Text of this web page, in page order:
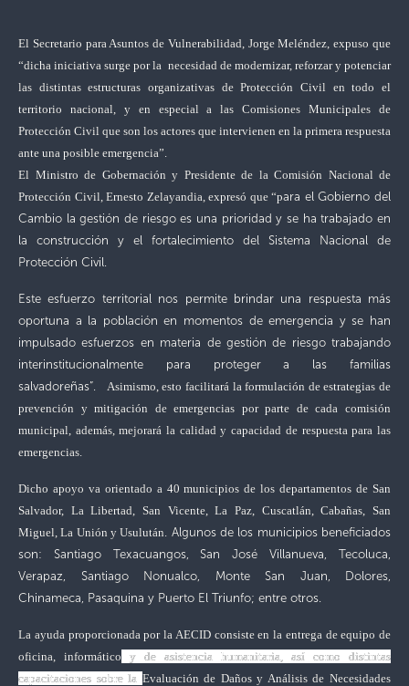
El Secretario para Asuntos de Vulnerabilidad, Jorge Meléndez, expuso que
“dicha iniciativa surge por la necesidad de modernizar, reforzar y potenciar
las distintas estructuras organizativas de Protección Civil en todo el
territorio nacional, y en especial a las Comisiones Municipales de
Protección Civil que son los actores que intervienen en la primera respuesta
ante una posible emergencia”.
El Ministro de Gobernación y Presidente de la Comisión Nacional de
Protección Civil, Ernesto Zelayandia, expresó que “para el Gobierno del
Cambio la gestión de riesgo es una prioridad y se ha trabajado en
la construcción y el fortalecimiento del Sistema Nacional de
Protección Civil.
Este esfuerzo territorial nos permite brindar una respuesta más
oportuna a la población en momentos de emergencia y se han
impulsado esfuerzos en materia de gestión de riesgo trabajando
interinstitucionalmente para proteger a las familias
salvadoreñas”.
Asimismo, esto facilitará la formulación de estrategias de
prevención y mitigación de emergencias por parte de cada comisión
municipal, además, mejorará la calidad y capacidad de respuesta para las
emergencias.
Dicho apoyo va orientado a 40 municipios de los departamentos de San
Salvador, La Libertad, San Vicente, La Paz, Cuscatlán, Cabañas, San
Miguel, La Unión y Usulután. Algunos de los municipios beneficiados
son: Santiago Texacuangos, San José Villanueva, Tecoluca,
Verapaz, Santiago Nonualco, Monte San Juan, Dolores,
Chinameca, Pasaquina y Puerto El Triunfo; entre otros.
La ayuda proporcionada por la AECID consiste en la entrega de equipo de
oficina, informático y de asistencia humanitaria, así como distintas
capacitaciones sobre la Evaluación de Daños y Análisis de Necesidades